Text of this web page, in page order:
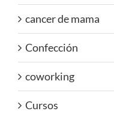
cancer de mama
Confección
coworking
Cursos